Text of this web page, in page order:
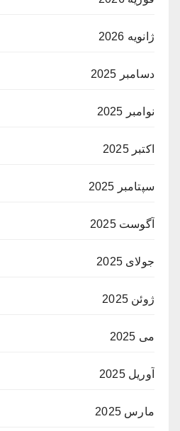
ژانویه 2026
دسامبر 2025
نوامبر 2025
اکتبر 2025
سپتامبر 2025
آگوست 2025
جولای 2025
ژوئن 2025
می 2025
آوریل 2025
مارس 2025